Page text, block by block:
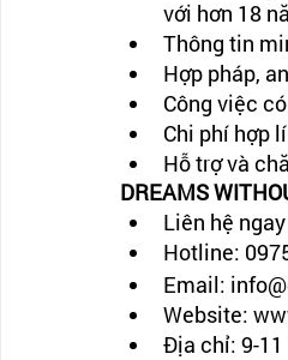
với hơn 18
Thông tin
Hợp pháp,
Công việc
Chi phí hợp lí
Hỗ trợ và
DREAMS
Liên hệ
Hotline:
Email:
Website:
Địa chỉ: 9-11